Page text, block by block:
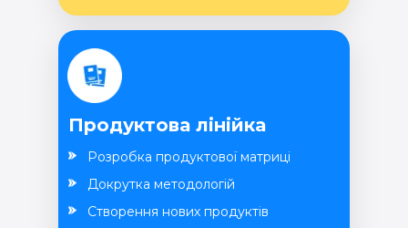
Продуктова лінійка
Розробка продуктової матриці
Створення нових продуктів
Докрутка методологій